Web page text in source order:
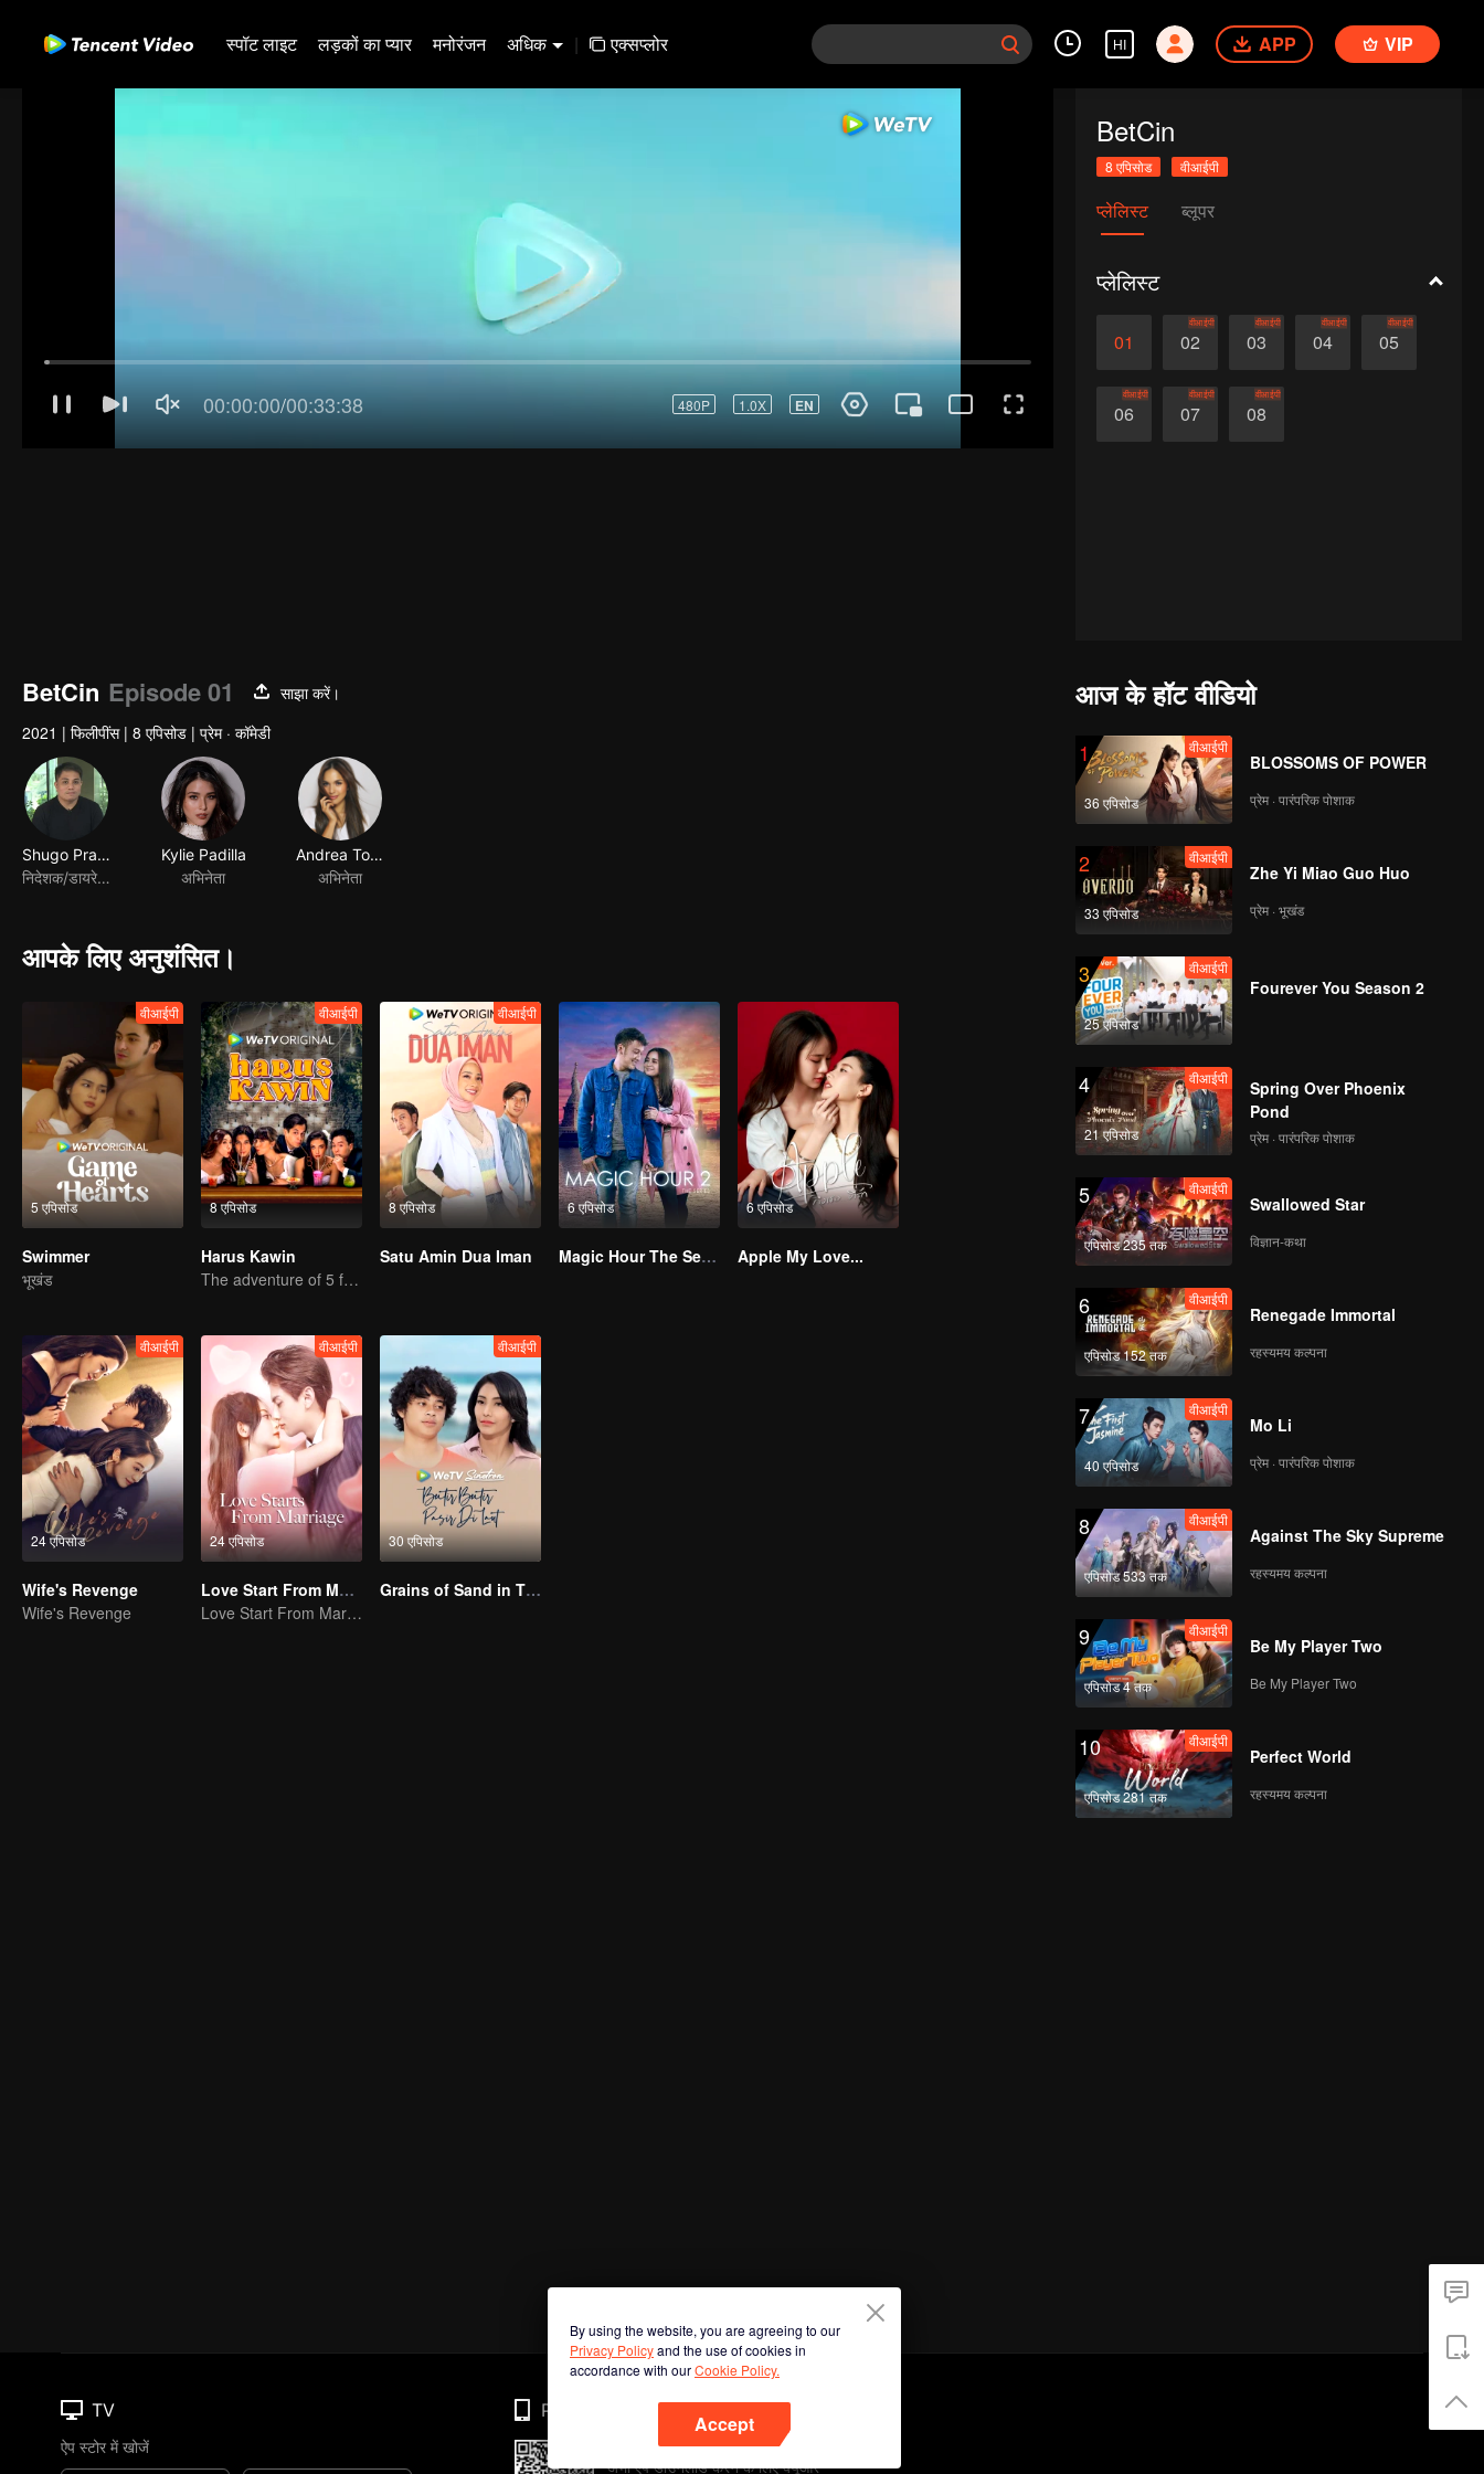
स्पॉट लाइट लड़कों का प्यार मनोरंजन अधिक | एक्सप्लोर HI APP VIP
BetCin
8 एपिसोड वीआईपी
प्लेलिस्ट ब्लूपर
प्लेलिस्ट
01 02
वीआईपी
03
वीआईपी
04
वीआईपी
05
वीआईपी
06
वीआईपी
07
वीआईपी
08
वीआईपी
BetCin Episode 01
साझा करें।
2021 | फिलीपींस | 8 एपिसोड | प्रेम · कॉमेडी
Shugo Praico
निदेशक/डायरेक्टर
Kylie Padilla
अभिनेता
Andrea Torres
अभिनेता
आपके लिए अनुशंसित।
5 एपिसोड
वीआईपी
Swimmer
भूखंड
8 एपिसोड
वीआईपी
Harus Kawin
The adventure of 5 friends looking for a soulmate!
8 एपिसोड
वीआईपी
Satu Amin Dua Iman
6 एपिसोड
Magic Hour The Series S2
6 एपिसोड
Apple My Love...
24 एपिसोड
वीआईपी
Wife's Revenge
Wife's Revenge
24 एपिसोड
वीआईपी
Love Start From Marriage
Love Start From Marriage
30 एपिसोड
वीआईपी
Grains of Sand in The Sea
आज के हॉट वीडियो
1
36 एपिसोड
वीआईपी
BLOSSOMS OF POWER
प्रेम · पारंपरिक पोशाक
2
33 एपिसोड
वीआईपी
Zhe Yi Miao Guo Huo
प्रेम · भूखंड
3
25 एपिसोड
वीआईपी
Fourever You Season 2
4
21 एपिसोड
वीआईपी
Spring Over Phoenix
Pond
प्रेम · पारंपरिक पोशाक
5
एपिसोड 235 तक
वीआईपी
Swallowed Star
विज्ञान-कथा
6
एपिसोड 152 तक
वीआईपी
Renegade Immortal
रहस्यमय कल्पना
7
40 एपिसोड
वीआईपी
Mo Li
प्रेम · पारंपरिक पोशाक
8
एपिसोड 533 तक
वीआईपी
Against The Sky Supreme
रहस्यमय कल्पना
9
एपिसोड 4 तक
वीआईपी
Be My Player Two
Be My Player Two
10
एपिसोड 281 तक
वीआईपी
Perfect World
रहस्यमय कल्पना
By using the website, you are agreeing to our
Privacy Policyand the use of cookies in
accordance with ourCookie Policy.
Accept
TV
ऐप स्टोर में खोजें
Phone
अभी ऐप डाउनलोड करने के लिए क्यूआर